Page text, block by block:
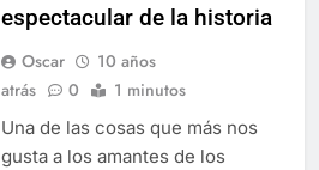
espectacular de la historia
Oscar
10 años
atrás
0 1 minutos
Una de las cosas que más nos
gusta a los amantes de los